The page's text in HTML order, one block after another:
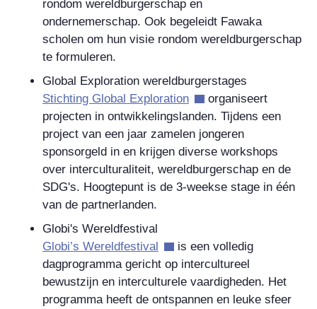
rondom wereldburgerschap en
ondernemerschap. Ook begeleidt Fawaka
scholen om hun visie rondom wereldburgerschap
te formuleren.
Global Exploration wereldburgerstages
Stichting Global Exploration
organiseert
projecten in ontwikkelingslanden. Tijdens een
project van een jaar zamelen jongeren
sponsorgeld in en krijgen diverse workshops
over interculturaliteit, wereldburgerschap en de
SDG's. Hoogtepunt is de 3-weekse stage in één
van de partnerlanden.
Globi's Wereldfestival
Globi’s Wereldfestival
is een volledig
dagprogramma gericht op intercultureel
bewustzijn en interculturele vaardigheden. Het
programma heeft de ontspannen en leuke sfeer